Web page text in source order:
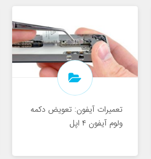
تعمیرات آیفون: تعویض دکمه
ولوم آیفون ۴ اپل